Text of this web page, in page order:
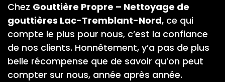
Chez Gouttière Propre – Nettoyage de
gouttières Lac-Tremblant-Nord, ce qui
compte le plus pour nous, c’est la confiance
de nos clients. Honnêtement, y’a pas de plus
belle récompense que de savoir qu’on peut
compter sur nous, année après année.